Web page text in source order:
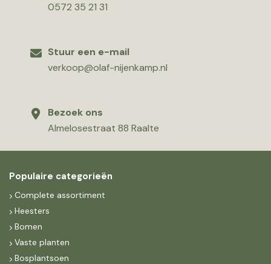
0572 35 21 31
Stuur een e-mail
verkoop@olaf-nijenkamp.nl
Bezoek ons
Almelosestraat 88 Raalte
Populaire categorieën
Complete assortiment
Heesters
Bomen
Vaste planten
Bosplantsoen